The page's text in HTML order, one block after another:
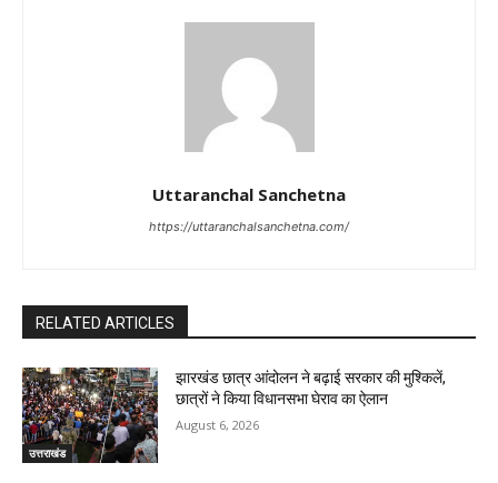
Uttaranchal Sanchetna
https://uttaranchalsanchetna.com/
RELATED ARTICLES
उत्तराखंड
झारखंड छात्र आंदोलन ने बढ़ाई सरकार की मुश्किलें,
छात्रों ने किया विधानसभा घेराव का ऐलान
August 6, 2026